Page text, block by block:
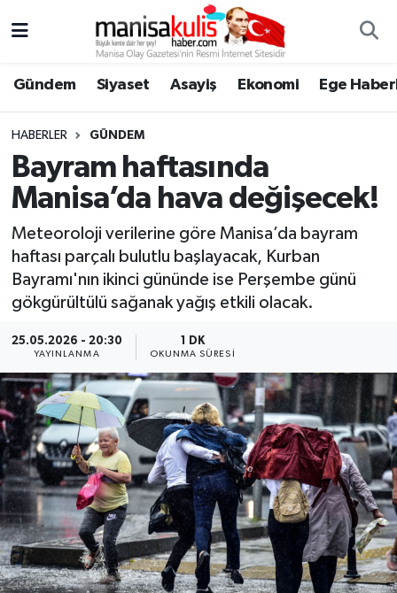
Gündem Siyaset Asayiş Ekonomi Ege
HABERLER GÜNDEM
Bayram haftasında
Manisa’da hava değişecek!
Meteoroloji verilerine göre Manisa’da bayram
haftası parçalı bulutlu başlayacak, Kurban
Bayramı'nın ikinci gününde ise Perşembe günü
gökgürültülü sağanak yağış etkili olacak.
25.05.2026 - 20:30
YAYINLANMA
1 DK
OKUNMA SÜRESI
Ege Haberleri
Genel
Gündem
Resmi İlan
Siyaset
Spor
Türkiye
Yaşam
Yunusemre Hava Durumu
Yunusemre Trafik Yoğunluk Haritası
Süper Lig Puan Durumu ve Fikstür
Tüm Manşetler
Son Dakika Haberleri
Haber Arşivi